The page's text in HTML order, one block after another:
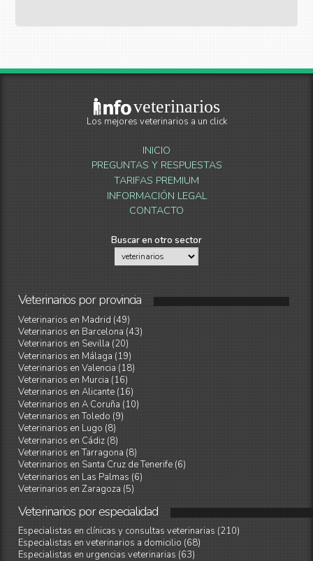
veterinarios
Los mejores veterinarios a un click
INICIO
PREGUNTAS Y RESPUESTAS
TARIFAS PREMIUM
INFORMACIÓN LEGAL
CONTACTO
Buscar en otro sector
Veterinariosporprovincia
Veterinarios en Madrid (49)
Veterinarios en Barcelona (43)
Veterinarios en Sevilla (20)
Veterinarios en Málaga (19)
Veterinarios en Valencia (18)
Veterinarios en Murcia (16)
Veterinarios en Alicante (16)
Veterinarios en A Coruña (10)
Veterinarios en Toledo (9)
Veterinarios en Lugo (8)
Veterinarios en Cádiz (8)
Veterinarios en Tarragona (8)
Veterinarios en Santa Cruz de Tenerife (6)
Veterinarios en Las Palmas (6)
Veterinarios en Zaragoza (5)
Veterinariosporespecialidad
Especialistas en clínicas y consultas veterinarias (210)
Especialistas en veterinarios a domicilio (68)
Especialistas en urgencias veterinarias (63)